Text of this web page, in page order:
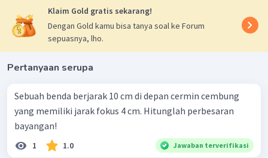
Klaim Gold gratis sekarang!
Dengan Gold kamu bisa tanya soal ke Forum
sepuasnya, lho.
Pertanyaan serupa
Sebuah benda berjarak 10 cm di depan cermin cembung
yang memiliki jarak fokus 4 cm. Hitunglah perbesaran
bayangan!
1 1.0 Jawaban terverifikasi